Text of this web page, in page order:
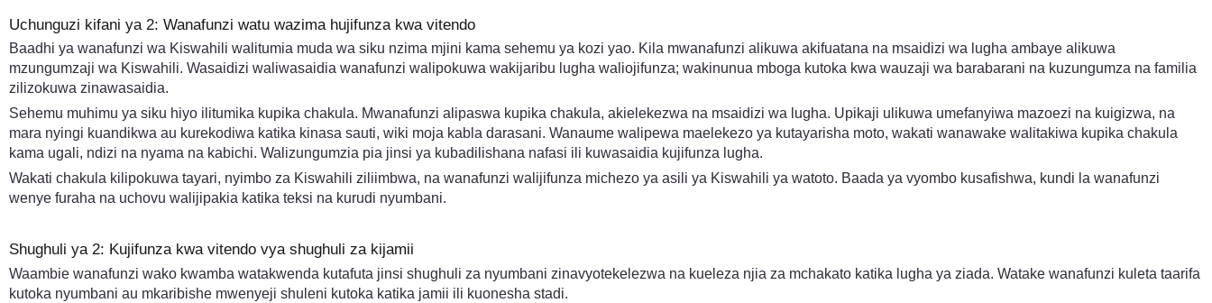
Uchunguzi kifani ya 2: Wanafunzi watu wazima hujifunza kwa vitendo
Baadhi ya wanafunzi wa Kiswahili walitumia muda wa siku nzima mjini kama sehemu ya kozi yao. Kila mwanafunzi alikuwa akifuatana na msaidizi wa lugha ambaye alikuwa
mzungumzaji wa Kiswahili. Wasaidizi waliwasaidia wanafunzi walipokuwa wakijaribu lugha waliojifunza; wakinunua mboga kutoka kwa wauzaji wa barabarani na kuzungumza na familia
zilizokuwa zinawasaidia.
Sehemu muhimu ya siku hiyo ilitumika kupika chakula. Mwanafunzi alipaswa kupika chakula, akielekezwa na msaidizi wa lugha. Upikaji ulikuwa umefanyiwa mazoezi na kuigizwa, na
mara nyingi kuandikwa au kurekodiwa katika kinasa sauti, wiki moja kabla darasani. Wanaume walipewa maelekezo ya kutayarisha moto, wakati wanawake walitakiwa kupika chakula
kama ugali, ndizi na nyama na kabichi. Walizungumzia pia jinsi ya kubadilishana nafasi ili kuwasaidia kujifunza lugha.
Wakati chakula kilipokuwa tayari, nyimbo za Kiswahili ziliimbwa, na wanafunzi walijifunza michezo ya asili ya Kiswahili ya watoto. Baada ya vyombo kusafishwa, kundi la wanafunzi
wenye furaha na uchovu walijipakia katika teksi na kurudi nyumbani.
Shughuli ya 2: Kujifunza kwa vitendo vya shughuli za kijamii
Waambie wanafunzi wako kwamba watakwenda kutafuta jinsi shughuli za nyumbani zinavyotekelezwa na kueleza njia za mchakato katika lugha ya ziada. Watake wanafunzi kuleta taarifa
kutoka nyumbani au mkaribishe mwenyeji shuleni kutoka katika jamii ili kuonesha stadi.